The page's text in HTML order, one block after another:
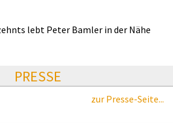
lebt Peter Bamler in der Nähe
PRESSE
zur Presse-Seite...